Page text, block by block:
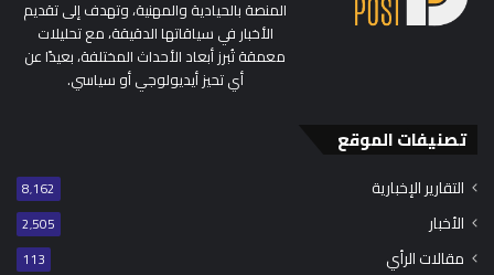
المنصة بالحيادية والمهنية، وتهدف إلى تقديم
الأخبار في سياقاتها الدقيقة، مع تحليلات
معمقة تُبرز أبعاد الأحداث المختلفة، بعيدًا عن
أي تحيز أيديولوجي أو سياسي.
تصنيفات الموقع
التقارير الإخبارية 8٬162
الأخبار 2٬505
مقالات الرأي 113